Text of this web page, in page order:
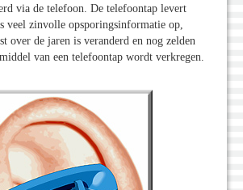
via de telefoon. De telefoontap levert
veel zinvolle opsporingsinformatie op,
over de jaren is veranderd en nog zelden
van een telefoontap wordt verkregen.